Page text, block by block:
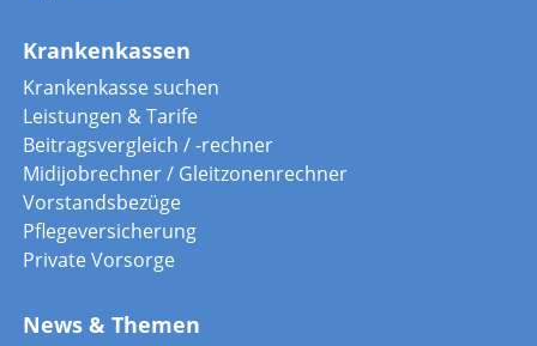
Krankenkassen
Krankenkasse suchen
Leistungen & Tarife
Beitragsvergleich / -rechner
Midijobrechner / Gleitzonenrechner
Vorstandsbezüge
Pflegeversicherung
Private Vorsorge
News & Themen